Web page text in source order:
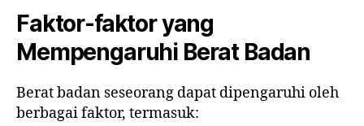
Faktor-faktor yang
Mempengaruhi Berat Badan
Berat badan seseorang dapat dipengaruhi oleh
berbagai faktor, termasuk: